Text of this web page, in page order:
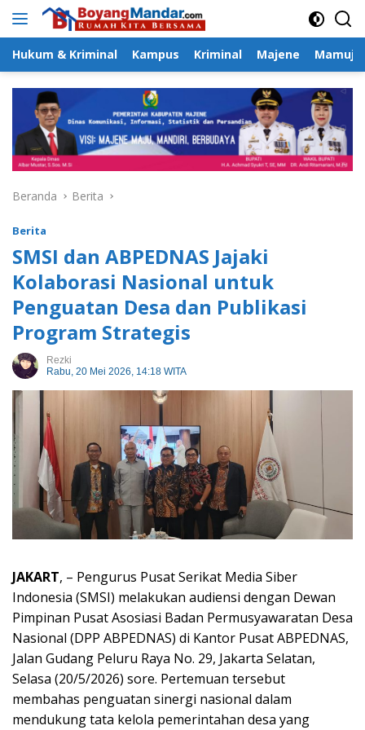
Langsung
Hukum & Kriminal Kampus Kriminal Majene Mamuju
Beranda Berita
Berita
SMSI dan ABPEDNAS Jajaki
Kolaborasi Nasional untuk
Penguatan Desa dan Publikasi
Program Strategis
Rezki
Rabu, 20 Mei 2026, 14:18 WITA
JAKART, – Pengurus Pusat Serikat Media Siber
Indonesia (SMSI) melakukan audiensi dengan Dewan
Pimpinan Pusat Asosiasi Badan Permusyawaratan Desa
Nasional (DPP ABPEDNAS) di Kantor Pusat ABPEDNAS,
Jalan Gudang Peluru Raya No. 29, Jakarta Selatan,
Selasa (20/5/2026) sore. Pertemuan tersebut
membahas penguatan sinergi nasional dalam
mendukung tata kelola pemerintahan desa yang